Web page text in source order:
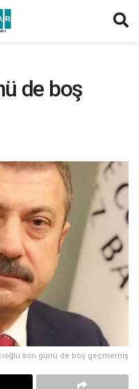
de boş
son günü de boş geçmemiş